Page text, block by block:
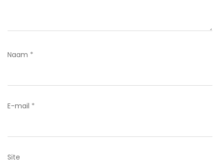
Naam *
E-mail *
Site